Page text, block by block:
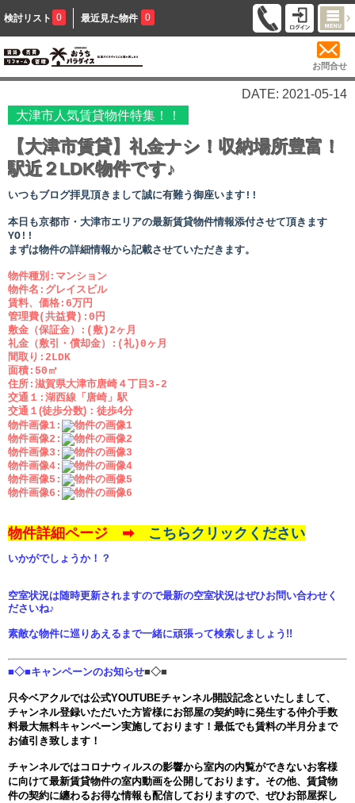
検討リスト 0 最近見た物件 0
お問合せ
DATE: 2021-05-14
大津市人気賃貸物件特集！！
【大津市賃貸】礼金ナシ！収納場所豊富！
駅近２LDK物件です♪
いつもブログ拝見頂きまして誠に有難う御座います!!
本日も京都市・大津市エリアの最新賃貸物件情報添付させて頂きます
YO!!
まずは物件の詳細情報から記載させていただきます。
物件種別:マンション
物件名:グレイスビル
賃料、価格:6万円
管理費(共益費):0円
敷金（保証金）:(敷)2ヶ月
礼金（敷引・償却金）:(礼)0ヶ月
間取り:2LDK
面積:50㎡
住所:滋賀県大津市唐崎４丁目3-2
交通１:湖西線「唐崎」駅
交通１(徒歩分数)： 徒歩4分
物件画像1:
物件画像2:
物件画像3:
物件画像4:
物件画像5:
物件画像6:
物件詳細ページ ➡ こちらクリックください
いかがでしょうか！？
空室状況は随時更新されますので最新の空室状況はぜひお問い合わせく
ださいね♪
素敵な物件に巡りあえるまで一緒に頑張って検索しましょう!!
■◇■キャンペーンのお知らせ■◇■
只今ベアクルでは公式YOUTUBEチャンネル開設記念といたしまして、
チャンネル登録いただいた方皆様にお部屋の契約時に発生する仲介手数
料最大無料キャンペーン実施しております！最低でも賃料の半月分まで
お値引き致します！
チャンネルではコロナウィルスの影響から室内の内覧ができないお客様
に向けて最新賃貸物件の室内動画を公開しております。その他、賃貸物
件の契約に纏わるお得な情報も配信しておりますので、ぜひお部屋探し